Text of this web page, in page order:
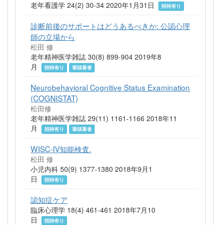
老年看護学 24(2) 30-34 2020年1月31日
招待有り
診断前後のサポートはどうあるべきか: 公認心理
師の立場から
松田 修
老年精神医学雑誌 30(8) 899-904 2019年8
月
招待有り 筆頭著者
Neurobehavioral Cognitive Status Examination
(COGNISTAT)
松田修
老年精神医学雑誌 29(11) 1161-1166 2018年11
月
招待有り 筆頭著者
WISC-IV知能検査.
松田 修
小児内科 50(9) 1377-1380 2018年9月1
日
招待有り
認知症ケア
臨床心理学 18(4) 461-461 2018年7月10
日
招待有り